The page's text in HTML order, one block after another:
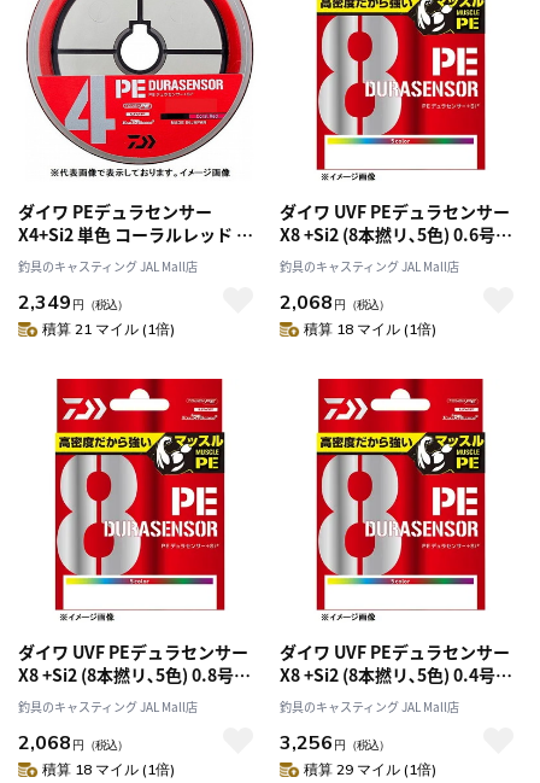
ダイワ PEデュラセンサー
X4+Si2 単色 コーラルレッド 4
号-300m
釣具のキャスティング JAL Mall店
2,349 円 （税込）
積算 21 マイル (1倍)
ダイワ UVF PEデュラセンサー
X8 +Si2 (8本撚リ､5色) 0.6号
150m
釣具のキャスティング JAL Mall店
2,068 円 （税込）
積算 18 マイル (1倍)
ダイワ UVF PEデュラセンサー
X8 +Si2 (8本撚リ､5色) 0.8号
150m
釣具のキャスティング JAL Mall店
2,068 円 （税込）
積算 18 マイル (1倍)
ダイワ UVF PEデュラセンサー
X8 +Si2 (8本撚リ､5色) 0.4号
200m
釣具のキャスティング JAL Mall店
3,256 円 （税込）
積算 29 マイル (1倍)